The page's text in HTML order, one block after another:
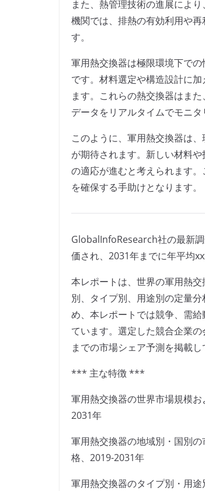
また、熱管理技術の進展によ
機関では、排熱の有効利用や
す。
軍用熱交換器は極限環境下で
です。材料選定や構造設計に
ます。これらの熱交換器はま
データをリアルタイムでモニ
このように、軍用熱交換器は
が期待されます。新しい材料
の適応が進むと考えられます
を確保する手助けとなります。
GlobalInfoResearch社の最新
価され、2031年までに年平均
本レポートは、世界の軍用熱
別、タイプ別、用途別の定量
め、本レポートでは競争、需
ています。選定した競合企業
までの市場シェア予測を掲載し
*** 主な特徴 ***
軍用熱交換器の世界市場規模
2031年
軍用熱交換器の地域別・国別
格、2019-2031年
軍用熱交換器のタイプ別・用